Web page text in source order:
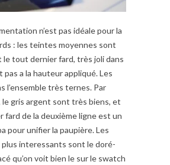
n’est pas idéale pour la
: les teintes moyennes sont
le tout dernier fard, très joli dans
pas a la hauteur appliqué. Les
l’ensemble très ternes. Par
le gris argent sont très biens, et
fard de la deuxième ligne est un
pour unifier la paupière. Les
plus interessants sont le doré-
qu’on voit bien le sur le swatch